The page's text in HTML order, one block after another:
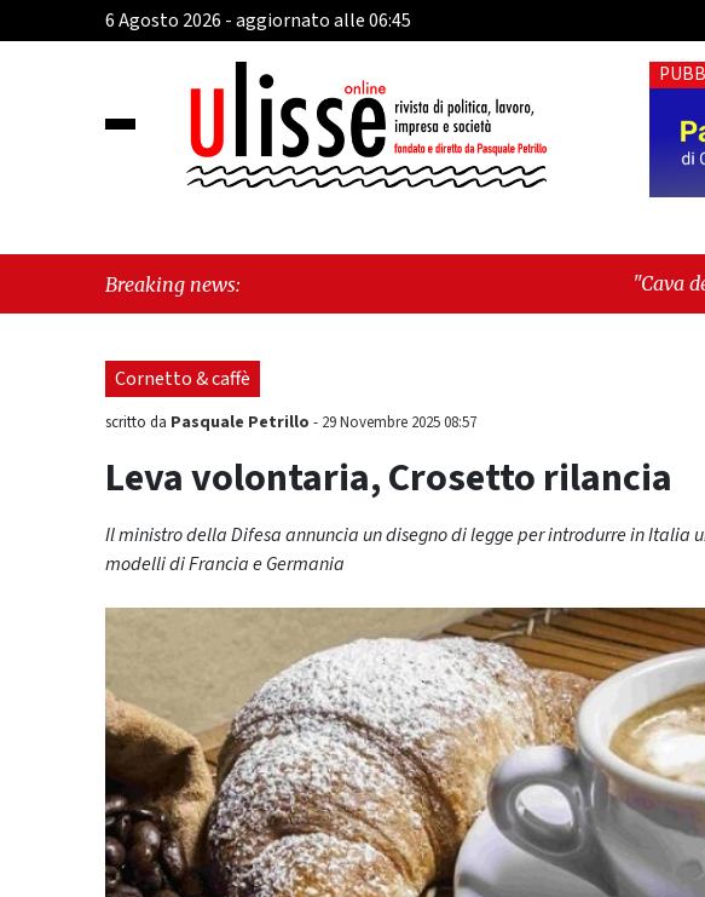
6 Agosto 2026 - aggiornato alle 06:45
Breaking news: "Cava de’ Tirreni,
identità, fragilità sociali e
Cornetto & caffè
scritto da Pasquale Petrillo - 29 Novembre 2025 08:57
Leva volontaria, Crosetto rilancia
Il ministro della Difesa annuncia un disegno di legge per introdurre in Italia
modelli di Francia e Germania